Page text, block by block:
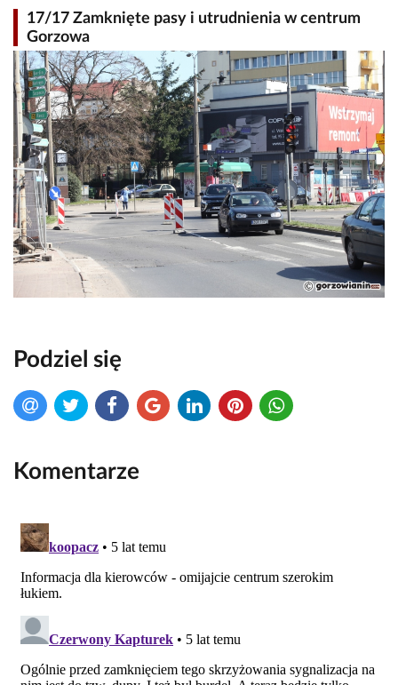
17/17 Zamknięte pasy i utrudnienia w centrum
Gorzowa
Podziel się
Komentarze